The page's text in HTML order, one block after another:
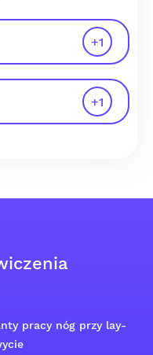
+1
+1
pracy nóg przy lay-